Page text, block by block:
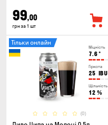
99,00
грн за 1 шт
Міцність
7.6 °
Гіркота
25 IBU
Щільність
12 %
(0)
Тільки онлайн